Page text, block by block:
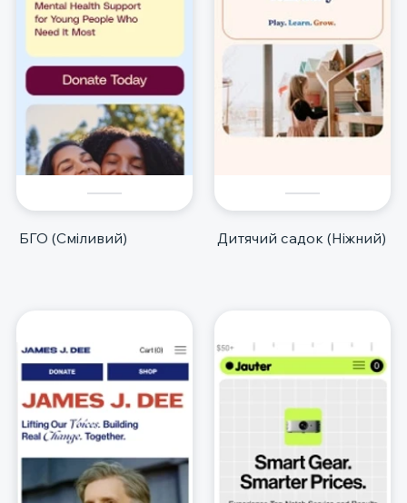
БГО (Сміливий) Дитячий садок (Ніжний)